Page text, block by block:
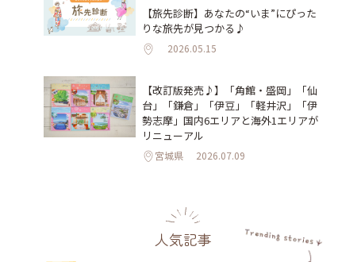
【旅先診断】あなたの“いま”にぴった
りな旅先が見つかる♪
2026.05.15
【改訂版発売♪】「角館・盛岡」「仙
台」「鎌倉」「伊豆」「軽井沢」「伊
勢志摩」国内6エリアと海外1エリアが
リニューアル
宮城県 2026.07.09
人気記事